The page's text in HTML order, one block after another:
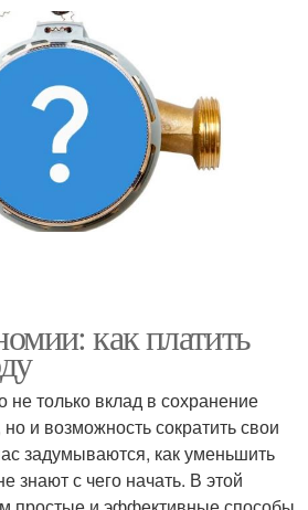
как платить
только вклад в сохранение
и возможность сократить свои
задумываются, как уменьшить
знают с чего начать. В этой